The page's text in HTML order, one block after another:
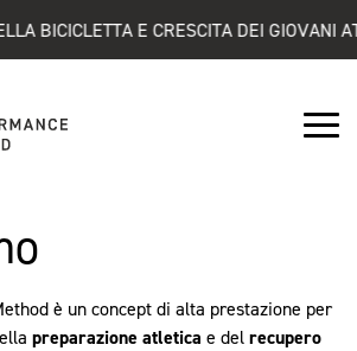
E CRESCITA DEI GIOVANI ATLETI
è un concept di alta prestazione per
preparazione atletica e delrecupero